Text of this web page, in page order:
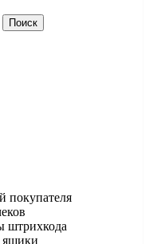
покупателя
штрихкода